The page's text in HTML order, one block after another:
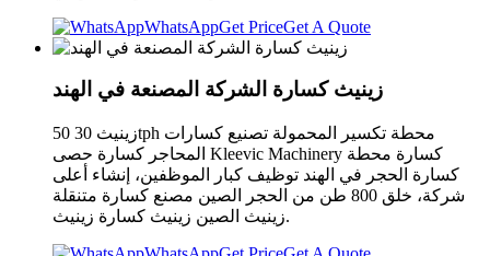
WhatsAppGet PriceGet A Quote
زينيث كسارة الشركة المصنعة في الهند
زينيث 30 50tph محطة تكسير المحمولة تصنيع كسارات
المحاجر كسارة حصى Kleevic Machinery كسارة محطة
كسارة الحجر في الهند توظيف كبار الموظفين، إنشاء أعلى
شركة، خلق 800 طن من الحجر الصين مصنع كسارة متنقلة
.زينيث الصين زينيث كسارة زينيث